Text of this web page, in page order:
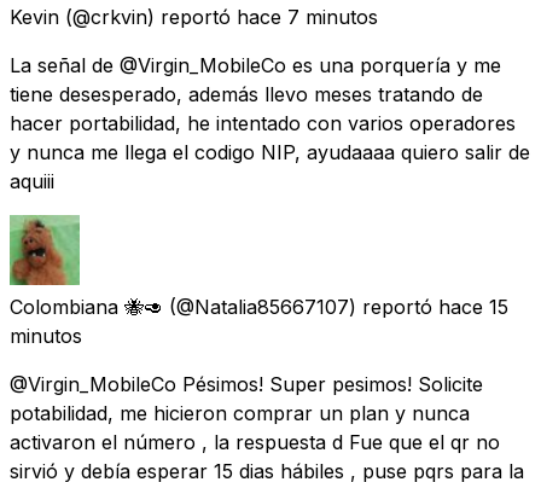
Kevin (@crkvin) reportó hace 7 minutos
La señal de @Virgin_MobileCo es una porquería y me
tiene desesperado, además llevo meses tratando de
hacer portabilidad, he intentado con varios operadores
y nunca me llega el codigo NIP, ayudaaaa quiero salir de
aquiii
Colombiana 🐝🥑 (@Natalia85667107) reportó hace 15
minutos
@Virgin_MobileCo Pésimos! Super pesimos! Solicite
potabilidad, me hicieron comprar un plan y nunca
activaron el número , la respuesta d Fue que el qr no
sirvió y debía esperar 15 dias hábiles , puse pqrs para la